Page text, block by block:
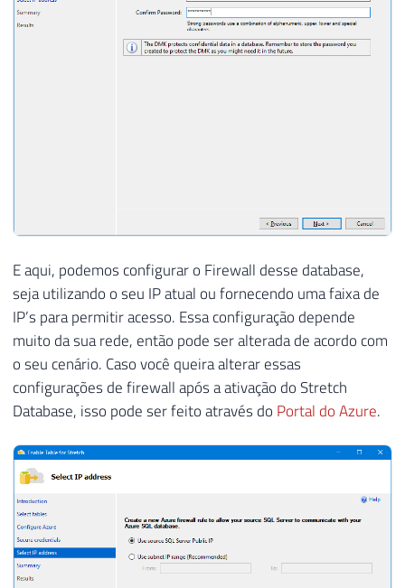
E aqui, podemos configurar o Firewall desse database,
seja utilizando o seu IP atual ou fornecendo uma faixa de
IP’s para permitir acesso. Essa configuração depende
muito da sua rede, então pode ser alterada de acordo com
o seu cenário. Caso você queira alterar essas
configurações de firewall após a ativação do Stretch
Database, isso pode ser feito através do Portal do Azure.